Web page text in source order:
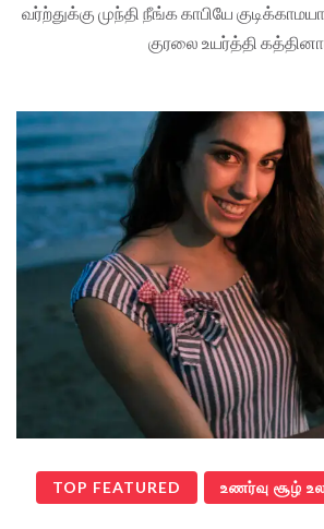
வர்ற்துக்கு முந்தி நீங்க காபியே
குரலை உயர்த்தி
TOP FEATURED உணர்வு சூழ்